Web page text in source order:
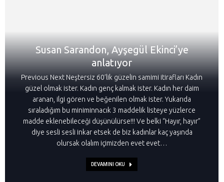
Susan Sarandon, Ayşegül Ekinci’ye
anlatıyor
Previous Next Neştersiz 60’lik güzelin samimi itirafları Kadın
güzel olmak ister. Kadın genç kalmak ister. Kadın her daim
aranan, ilgi gören ve beğenilen olmak ister. Yukarıda
sıraladığım bu miniminnacık 3 maddelik listeye yüzlerce
madde eklenebileceği düşünülürse!!! Ve belki “Hayır, hayır”
diye sesli sesli inkar etsek de biz kadınlar kaç yaşında
olursak olalım içimizden evet evet…
DEVAMINI OKU